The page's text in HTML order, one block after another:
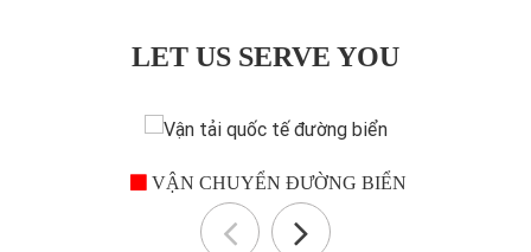
LET US SERVE YOU
VẬN CHUYỂN ĐƯỜNG BIỂN